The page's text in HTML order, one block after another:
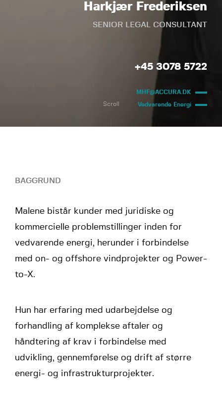
Harkjær Frederiksen
SENIOR LEGAL CONSULTANT
+45 3078 5722
MHF@ACCURA.DK
Vedvarende Energi
Scroll
BAGGRUND
Malene bistår kunder med juridiske og
kommercielle problemstillinger inden for
vedvarende energi, herunder i forbindelse
med on- og offshore vindprojekter og Power-
to-X.
Hun har erfaring med udarbejdelse og
forhandling af komplekse aftaler og
håndtering af krav i forbindelse med
udvikling, gennemførelse og drift af større
energi- og infrastrukturprojekter.